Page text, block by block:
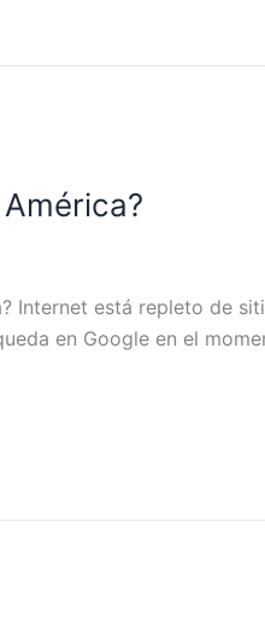
Internet está repleto de
en Google en el